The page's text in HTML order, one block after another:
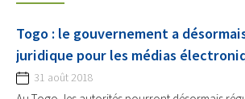
Togo : le gouvernement a
juridique pour les médias
31 août 2018